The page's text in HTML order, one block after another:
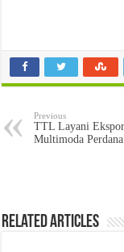
Previous
TTL Layani
Multimoda Perdana
Related Articles